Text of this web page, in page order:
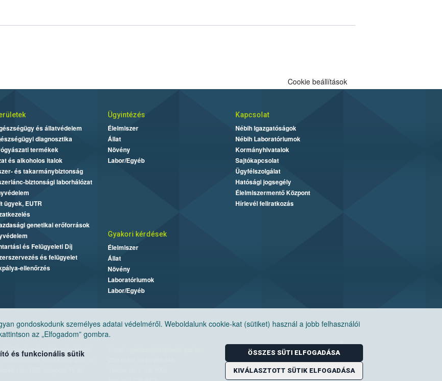
gondoskodunk személyes adatai védelméről. Weboldalunk cookie-kat (sütiket) használ a jobb felhasználói
az „Elfogadom” gombra.
és funkcionális sütik ÖSSZES SÜTI ELFOGADÁSA
KIVÁLASZTOTT SÜTIK ELFOGADÁSA
Cookie beállítások
és állatvédelem
diagnosztika
termékek
és alkoholos italok
és takarmánybiztonság
biztonsági laborhálózat
ügyek, EUTR
genetikai erőforrások
és Felügyeleti Díj
és felügyelet
ellenőrzés
Ügyintézés
Élelmiszer
Állat
Növény
Labor/Egyéb
Kapcsolat
Nébih Igazgatóságok
Nébih Laboratóriumok
Kormányhivatalok
Sajtókapcsolat
Ügyfélszolgálat
Hatósági jogsegély
Élelmiszermentő Központ
Hírlevél feliratkozás
Gyakori kérdések
Élelmiszer
Állat
Növény
Laboratóriumok
Labor/Egyéb
Élelmiszerlánc-biztonsági Hivatal